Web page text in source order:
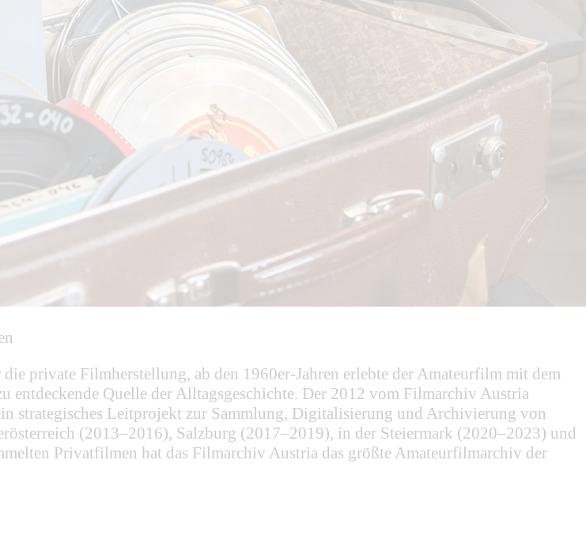
private Filmherstellung, ab den 1960er-Jahren erlebte der Amateurfilm mit dem
entdeckende Quelle der Alltagsgeschichte. Der 2012 vom Filmarchiv Austria
strategisches Leitprojekt zur Sammlung, Digitalisierung und Archivierung von
(2013–2016), Salzburg (2017–2019), in der Steiermark (2020–2023) und
Privatfilmen hat das Filmarchiv Austria das größte Amateurfilmarchiv der